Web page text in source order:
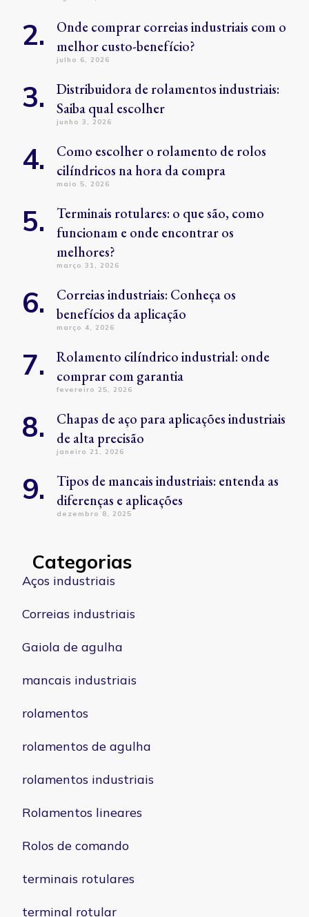
Onde comprar correias industriais com o
melhor custo-benefício?
julho 6, 2026
Distribuidora de rolamentos industriais:
Saiba qual escolher
junho 3, 2026
Como escolher o rolamento de rolos
cilíndricos na hora da compra
maio 5, 2026
Terminais rotulares: o que são, como
funcionam e onde encontrar os
melhores?
março 31, 2026
Correias industriais: Conheça os
benefícios da aplicação
março 4, 2026
Rolamento cilíndrico industrial: onde
comprar com garantia
fevereiro 25, 2026
Chapas de aço para aplicações industriais
de alta precisão
janeiro 21, 2026
Tipos de mancais industriais: entenda as
diferenças e aplicações
dezembro 8, 2025
Categorias
Aços industriais
Correias industriais
Gaiola de agulha
mancais industriais
rolamentos
rolamentos de agulha
rolamentos industriais
Rolamentos lineares
Rolos de comando
terminais rotulares
terminal rotular